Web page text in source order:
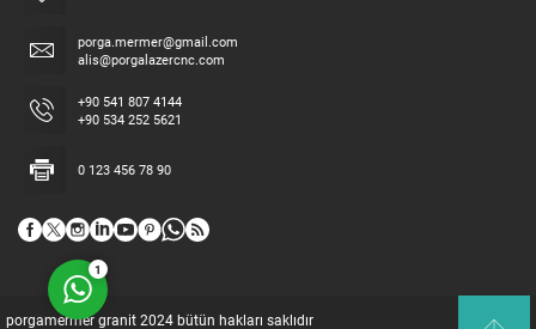
porga.mermer@gmail.com
alis@porgalazercnc.com
+90 541 807 4144
+90 534 252 5621
0 123 456 78 90
porgamermer granit 2024 bütün hakları saklıdır
1